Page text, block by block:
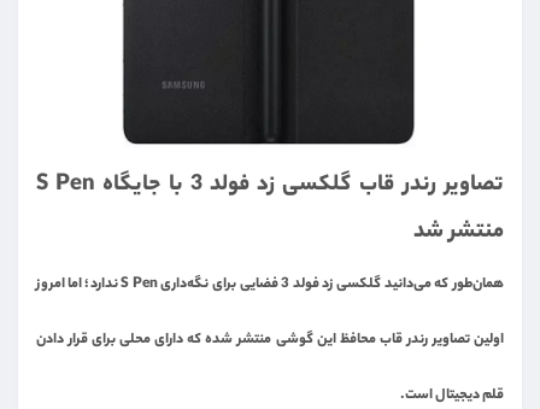
تصاویر رندر قاب گلکسی زد فولد 3 با جایگاه S Pen
منتشر شد
همان‌طور که می‌دانید گلکسی زد فولد 3 فضایی برای نگه‌داری S Pen ندارد؛ اما امروز
اولین تصاویر رندر قاب محافظ این گوشی منتشر شده که دارای محلی برای قرار دادن
قلم دیجیتال است.